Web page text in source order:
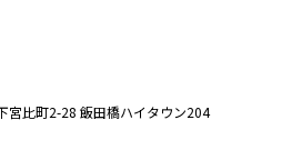
宮比町2-28 飯田橋ハイタウン204